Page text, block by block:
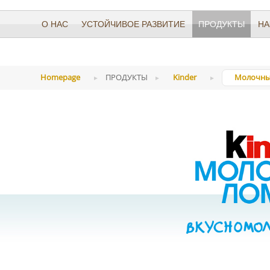
О НАС УСТОЙЧИВОЕ РАЗВИТИЕ ПРОДУКТЫ
Homepage ПРОДУКТЫ Kinder
Maxi
Kinder
Pinguì